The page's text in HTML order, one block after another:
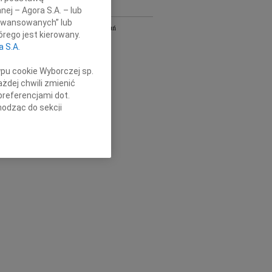
Bydgoszcz i Toruń
Gdańsk
Olsztyn
Płock
Radom
– Agora S.A. – lub
lub
jest kierowany.
S.A.
cookie Wyborczej sp.
chwili zmienić
dot.
do sekcji
przeglądarki.
identyfikacji.
pomiar reklam i